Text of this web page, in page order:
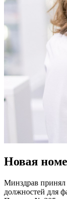
Новая
Минздрав
должностей для